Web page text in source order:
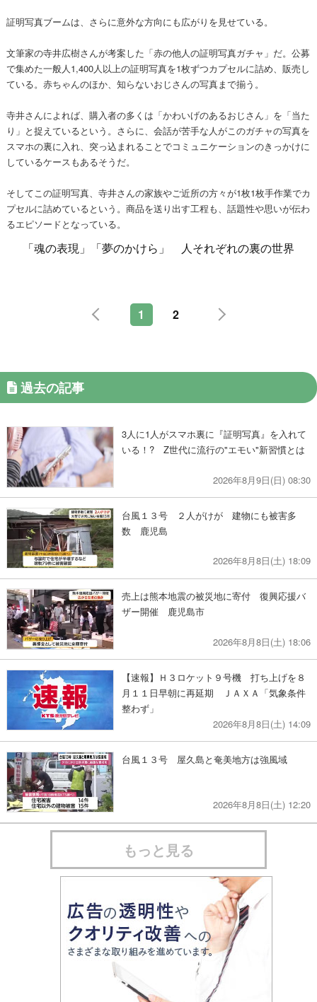
証明写真ブームは、さらに意外な方向にも広がりを見せている。
文筆家の寺井広樹さんが考案した「赤の他人の証明写真ガチャ」だ。公募
で集めた一般人1,400人以上の証明写真を1枚ずつカプセルに詰め、販売し
ている。赤ちゃんのほか、知らないおじさんの写真まで揃う。
寺井さんによれば、購入者の多くは「かわいげのあるおじさん」を「当た
り」と捉えているという。さらに、会話が苦手な人がこのガチャの写真を
スマホの裏に入れ、突っ込まれることでコミュニケーションのきっかけに
しているケースもあるそうだ。
そしてこの証明写真、寺井さんの家族やご近所の方々が1枚1枚手作業でカ
プセルに詰めているという。商品を送り出す工程も、話題性や思いが伝わ
るエピソードとなっている。
「魂の表現」「夢のかけら」 人それぞれの裏の世界
1 2
過去の記事
3人に1人がスマホ裏に『証明写真』を入れて
いる！? Z世代に流行の"エモい"新習慣とは
2026年8月9日(日) 08:30
台風１３号 ２人がけが 建物にも被害多
数 鹿児島
2026年8月8日(土) 18:09
売上は熊本地震の被災地に寄付 復興応援バ
ザー開催 鹿児島市
2026年8月8日(土) 18:06
【速報】Ｈ３ロケット９号機 打ち上げを８
月１１日早朝に再延期 ＪＡＸＡ「気象条件
整わず」
2026年8月8日(土) 14:09
台風１３号 屋久島と奄美地方は強風域
2026年8月8日(土) 12:20
もっと見る